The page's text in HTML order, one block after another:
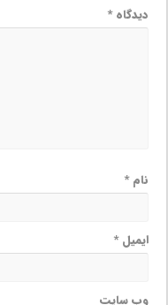
دیدگاه*
نام*
ایمیل*
وب‌ سایت